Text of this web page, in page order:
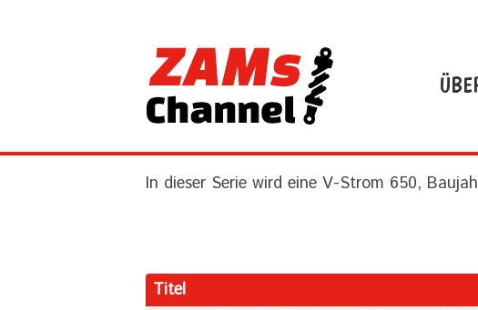
In dieser Serie wird eine V-Strom 650,
Titel